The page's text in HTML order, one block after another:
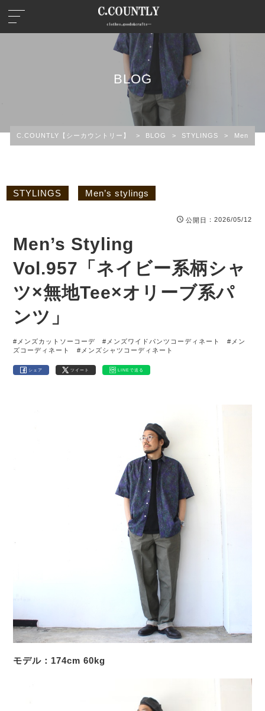
BLOG
C.COUNTLY【シーカウントリー】 > BLOG > STYLINGS > Men’s
STYLINGS Men’s stylings
公開日 ：2026/05/12
Men’s Styling
Vol.957「ネイビー系柄シャ
ツ×無地Tee×オリーブ系パ
ンツ」
#メンズカットソーコーデ #メンズワイドパンツコーディネート
#メン
ズコーディネート
#メンズシャツコーディネート
シェア ツイート LINEで送る
モデル：174cm 60kg